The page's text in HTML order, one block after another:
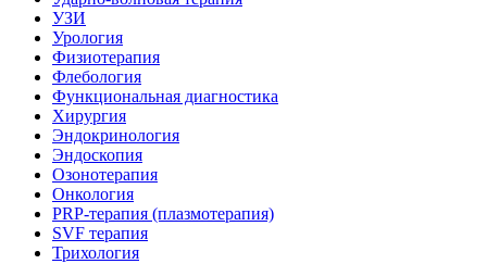
УЗИ
Урология
Физиотерапия
Флебология
Функциональная диагностика
Хирургия
Эндокринология
Эндоскопия
Озонотерапия
Онкология
PRP-терапия (плазмотерапия)
SVF терапия
Трихология